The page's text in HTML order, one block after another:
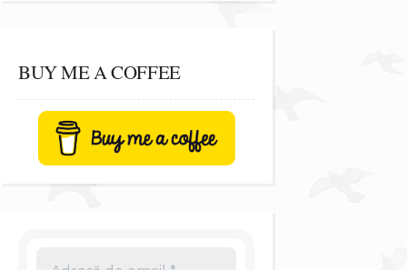
BUY ME A COFFEE